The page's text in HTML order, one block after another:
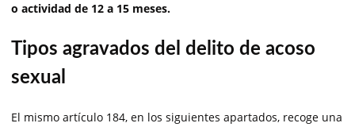
o actividad de 12 a 15 meses.
Tipos agravados del delito de acoso
sexual
El mismo artículo 184, en los siguientes apartados, recoge una